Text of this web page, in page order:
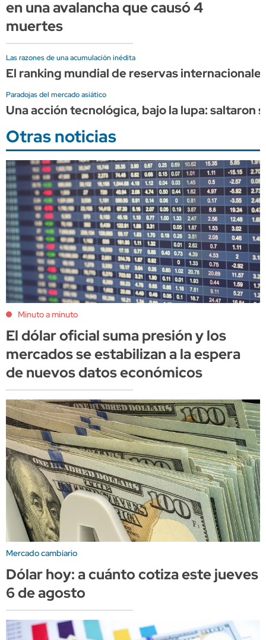
en una avalancha que causó 4
muertes
Las razones de una acumulación inédita
El ranking mundial de reservas
Paradojas del mercado asiático
Una acción tecnológica, bajo la lupa: saltaron
Otras noticias
Minuto a minuto
El dólar oficial suma presión y los
mercados se estabilizan a la espera
de nuevos datos económicos
Mercado cambiario
Dólar hoy: a cuánto cotiza este jueves
6 de agosto